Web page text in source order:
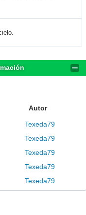
Autor
Texeda79
Texeda79
Texeda79
Texeda79
Texeda79